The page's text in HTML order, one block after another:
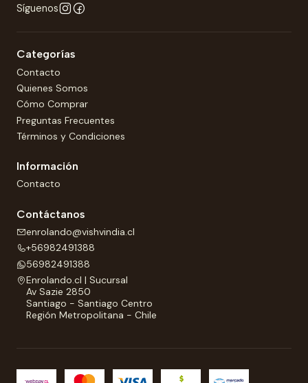
Síguenos
Categorías
Contacto
Quienes Somos
Cómo Comprar
Preguntas Frecuentes
Términos y Condiciones
Información
Contacto
Contáctanos
enrolando@vishvindia.cl
+56982491388
56982491388
Enrolando.cl | Sucursal
Av Sazie 2850
Santiago - Santiago Centro
Región Metropolitana - Chile